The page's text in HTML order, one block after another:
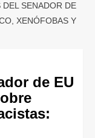
SENADOR DE
XENÓFOBAS Y
de EU